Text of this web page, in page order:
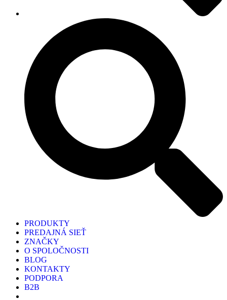
PRODUKTY
PREDAJNÁ SIEŤ
ZNAČKY
O SPOLOČNOSTI
BLOG
KONTAKTY
PODPORA
B2B